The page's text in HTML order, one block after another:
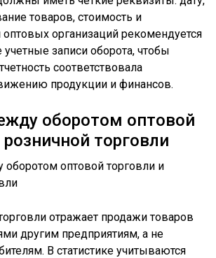
товаров, стоимость и
оптовых организаций рекомендуется
записи оборота, чтобы
соответствовала
продукции и финансов.
оборотом оптовой
торговли
отражает продажи товаров
другим предприятиям, а не
В статистике учитываются